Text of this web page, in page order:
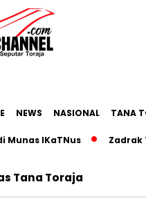
NEWS NASIONAL TANA
IKaTNus Zadrak
Tana Toraja